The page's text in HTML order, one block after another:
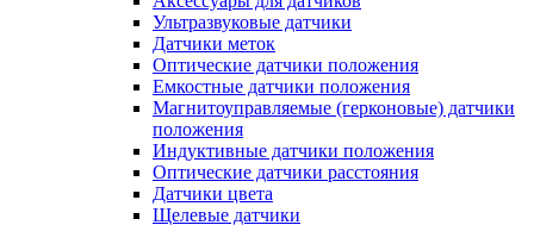
Ультразвуковые датчики
Датчики меток
Оптические датчики положения
Емкостные датчики положения
Магнитоуправляемые (герконовые) датчики
положения
Индуктивные датчики положения
Оптические датчики расстояния
Датчики цвета
Щелевые датчики